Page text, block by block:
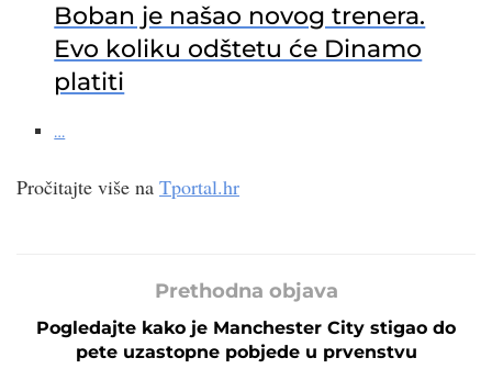
Boban je našao novog trenera.
Evo koliku odštetu će Dinamo
platiti
…
Pročitajte više na Tportal.hr
Prethodna objava
Pogledajte kako je Manchester City stigao do
pete uzastopne pobjede u prvenstvu